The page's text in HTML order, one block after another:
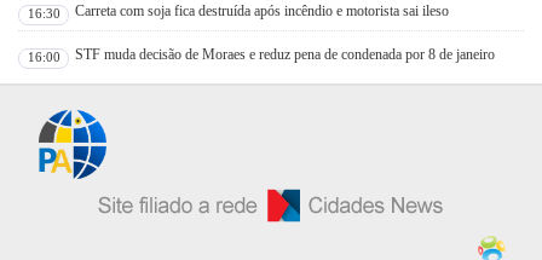
16:30 Carreta com soja fica destruída após incêndio e motorista sai ileso
16:00 STF muda decisão de Moraes e reduz pena de condenada por 8 de janeiro